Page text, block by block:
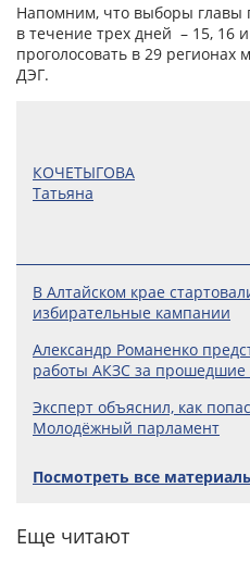
Напомним, что выборы главы
в течение трех дней – 15, 16
проголосовать в 29
ДЭГ.
КОЧЕТЫГОВА
Татьяна
В Алтайском крае
избирательные кампании
Александр Романенко
работы АКЗС за прошедшие
Эксперт объяснил, как
Молодёжный парламент
Посмотреть все
Еще читают